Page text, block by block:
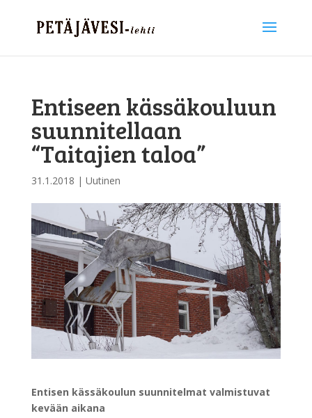
Entiseen kässäkouluun
suunnitellaan
“Taitajien taloa”
31.1.2018 | Uutinen
Entisen kässäkoulun suunnitelmat valmistuvat
kevään aikana